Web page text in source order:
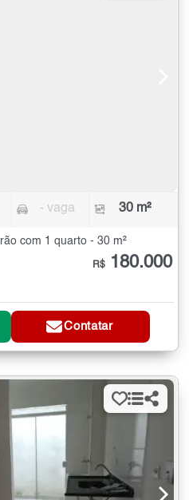
- vaga 30 m²
com 1 quarto - 30 m²
R$ 180.000
Contatar